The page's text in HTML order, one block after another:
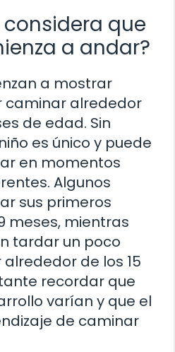
que
a andar?
a mostrar
caminar alrededor
de edad. Sin
es único y puede
en momentos
Algunos
sus primeros
meses, mientras
tardar un poco
de los 15
recordar que
varían y que el
de caminar